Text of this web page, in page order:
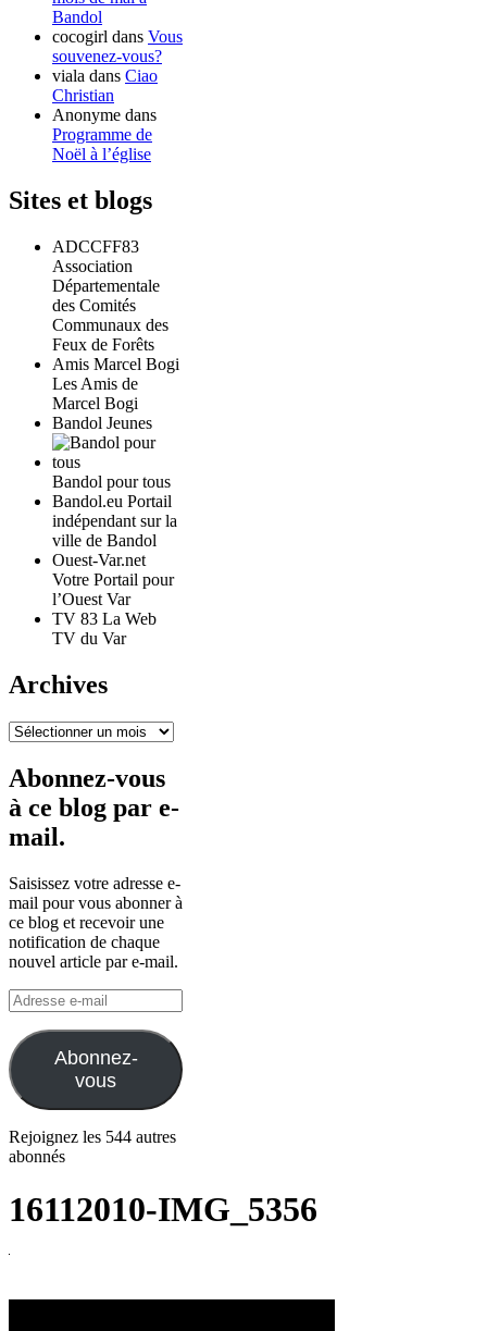
Bandol
cocogirl dans Vous
souvenez-vous?
viala dans Ciao
Christian
Anonyme dans
Programme de
Noël à l’église
Sites et blogs
ADCCFF83
Association
Départementale
des Comités
Communaux des
Feux de Forêts
Amis Marcel Bogi
Les Amis de
Marcel Bogi
Bandol Jeunes
Bandol pour tous
Bandol.eu Portail
indépendant sur la
ville de Bandol
Ouest-Var.net
Votre Portail pour
l’Ouest Var
TV 83 La Web
TV du Var
Archives
Archives
Abonnez-vous
à ce blog par e-
mail.
Saisissez votre adresse e-
mail pour vous abonner à
ce blog et recevoir une
notification de chaque
nouvel article par e-mail.
Adresse
e-
mail
Abonnez-
vous
Rejoignez les 544 autres
abonnés
16112010-IMG_5356